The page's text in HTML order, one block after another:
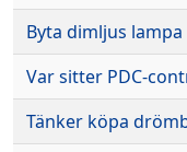
Byta dimljus lampa
Var sitter PDC-
Tänker köpa